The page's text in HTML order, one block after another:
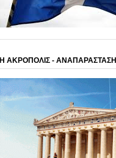
Η ΑΚΡΟΠΟΛΙΣ - ΑΝΑΠΑΡΑΣΤΑΣΗ